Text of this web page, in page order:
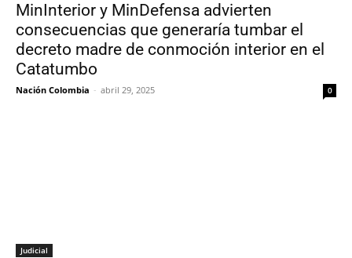
MinInterior y MinDefensa advierten
consecuencias que generaría tumbar el
decreto madre de conmoción interior en el
Catatumbo
Nación Colombia - abril 29, 2025 0
Judicial